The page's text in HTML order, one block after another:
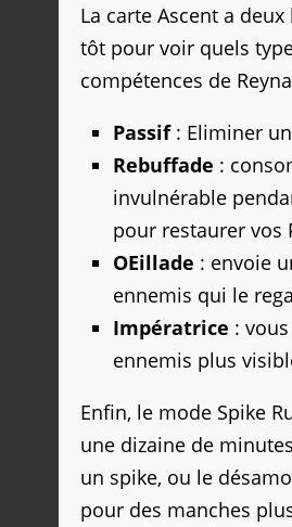
La carte Ascent a
tôt pour voir quels
compétences de
Passif: Eliminer
Rebuffade :
invulnérable
pour restaurer vos
OEillade : envoie
ennemis qui le
Impératrice :
ennemis plus
Enfin, le mode Spike
une dizaine de
un spike, ou le
pour des manches